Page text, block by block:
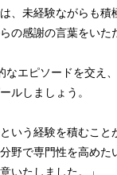
、未経験ながらも積
の感謝の言葉をいた
なエピソードを交え
ルしましょう。
という経験を積むこ
野で専門性を高めた
いたしました。」